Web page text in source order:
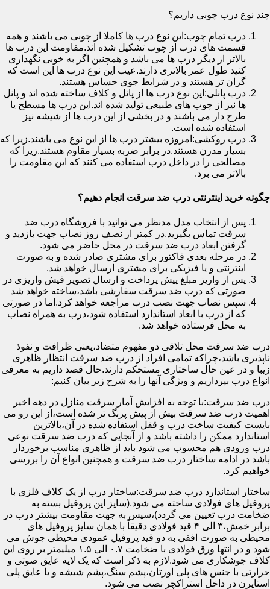
چند نوع درب چوبی داریم؟
درب تمام چوب:این نوع درب ها کاملا از چوبی می باشند و همه
قسمت های درب از چوب تشکیل شده اند.مقاومت این درب ها
بالاتر از دیگر درب ها می باشد و همچنین اگر به خوبی نگهداری
کنید طول عمر بالاتری دارند.عیب این نوع درب ها این است که
گران تر هستند و در شرایط جوی حساس هستند.
درب پانلی:این نوع درب ها از پانل و کلاف ساخته شده اند و پانل
ها نیز از چوب های طبیعی تولید شده اند.این درب ها مسطح یا
طرح دار می باشند و در بخشی از این درب ها از شیشه نیز
استفاده شده است.
درب روکشی:امروزه بیشتر درب ها از این نوع می باشند.زیرا که
بسیار مدرن هستند.در برابر ضربه بسیار مقاوم هستند.زیرا که
مصالحی را در داخل درب استفاده می کنند که این مقاومت را
بالاتر می برد.
چگونه خرید اینترنتی درب ضد سرقت انجام دهیم؟
پس از انتخاب مدل مدنظر می توانید با فروشگاه درب ضد
سرقت تماس بگیرید.در کمتر از نصف روز نصاب جهت بازدید و
گرفتن ابعاد درب ضد سرقت در محل حاضر می شود.
در مرحله بعدی فاکتور برای مشتری صادر شده و به صورت
اینترنتی و یا فیزیکی برای مشتری ارسال خواهد شد.
پس از واریز مبلغ پیش پرداخت و ارسال تصویر فیش واریزی در
صورتی که درب ضد سرقت سفارشی باشد،ساخته خواهد شد
سپس نصاب جهت نصب درب مراجعه خواهد کرد.اما در صورتی
که از درب با ابعاد استاندارد استفاده شود،درب به همراه نصاب
به محل فرستاده خواهد شد.
درب ضد سرقت محل تلاقی دو مفهوم متضاد،یعنی ظرافت و نفوذ
ناپذیری باشد،چراکه تمامی افراد از درب ضد سرقت انتظار ظاهری
زیبا و در عین حال ساختاری مستحکم دارند.حال قصد داریم به معرفی
انواع درب بپردازیم و ویژگی آنها را به شرح زیر بیان کنیم:
درب ضد سرقت:با توجه به افزایش آمار سرقت منازل در دهه اخیر
اهمیت درب ضد سرقت بیش از پیش پرنگ تر شده است،از این رو می
بایست کیفیت ساخت درب و قفل استفاده شده در آن،بالاترین
استاندارد ممکن را داشته باشد و از آنجایی که درب ضد سرقت نوعی
درب ورودی هم محسوب می شود باید از ظاهری مناسب برخوردار
باشد در ادامه ساختار درب ضد سرقت و همچنین انواع آن را بررسی
خواهیم کرد.
ساختار استاندارد درب ضد سرقت:ساختار درب از یک کلاف فلزی با
پروفیل های فولادی ساخته می شود.(سایز این پروفیل بسته به
ضخامت درب تعیین می گردد)،سپس به جهت مقاومت بیشتر درب در
برابر خمش،۳ الی ۴ قید فولادی دقیقاً با همان سایز پروفیل های
محیطی به صورت افقی به دو قید پروفیل عمودی محیطی جوش می
شود و در انتها ورق فولادی با ضخامت ۰.۷ الی ۱.۵ میلیمتر بر روی این
کلاف جوشکاری می شود.لازم به ذکر است که یک لایه عایق صوتی و
حرارتی با جنس های پلی اورتان،پشم سنگ،پشم شیشه و یا عایق پلی
استایرن در داخل استراکچر نصب می شود.